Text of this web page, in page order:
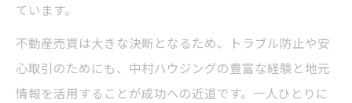
ています。
不動産売買は大きな決断となるため、トラブル防止や安
心取引のためにも、中村ハウジングの豊富な経験と地元
情報を活用することが成功への近道です。一人ひとりに